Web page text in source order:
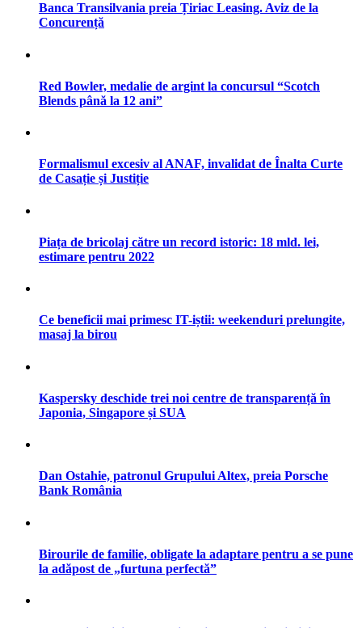
Banca Transilvania preia Țiriac Leasing. Aviz de la
Concurență
Red Bowler, medalie de argint la concursul “Scotch
Blends până la 12 ani”
Formalismul excesiv al ANAF, invalidat de Înalta Curte
de Casație și Justiție
Piața de bricolaj către un record istoric: 18 mld. lei,
estimare pentru 2022
Ce beneficii mai primesc IT-iștii: weekenduri prelungite,
masaj la birou
Kaspersky deschide trei noi centre de transparență în
Japonia, Singapore și SUA
Dan Ostahie, patronul Grupului Altex, preia Porsche
Bank România
Birourile de familie, obligate la adaptare pentru a se pune
la adăpost de „furtuna perfectă”